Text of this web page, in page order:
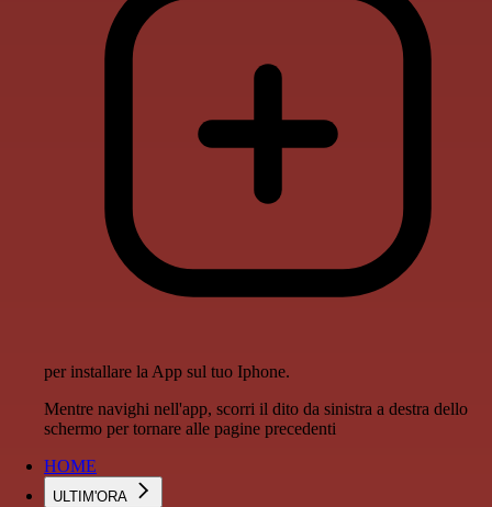
per installare la App sul tuo Iphone.
Mentre navighi nell'app, scorri il dito da sinistra a destra dello
schermo per tornare alle pagine precedenti
HOME
ULTIM'ORA